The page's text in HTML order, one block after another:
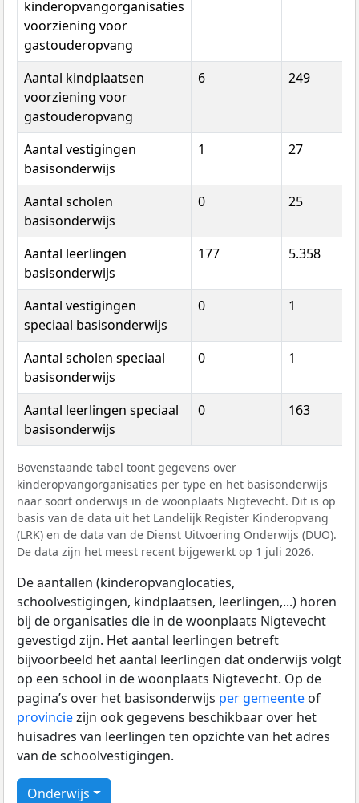
kinderopvangorganisaties
voorziening voor
gastouderopvang
Aantal kindplaatsen
voorziening voor
gastouderopvang
6 249
Aantal vestigingen
basisonderwijs
1 27
Aantal scholen
basisonderwijs
0 25
Aantal leerlingen
basisonderwijs
177 5.358
Aantal vestigingen
speciaal basisonderwijs
0 1
Aantal scholen speciaal
basisonderwijs
0 1
Aantal leerlingen speciaal
basisonderwijs
0 163
Bovenstaande tabel toont gegevens over
kinderopvangorganisaties per type en het basisonderwijs
naar soort onderwijs in de woonplaats Nigtevecht. Dit is op
basis van de data uit het Landelijk Register Kinderopvang
(LRK) en de data van de Dienst Uitvoering Onderwijs (DUO).
De data zijn het meest recent bijgewerkt op 1 juli 2026.
De aantallen (kinderopvanglocaties,
schoolvestigingen, kindplaatsen, leerlingen,...) horen
bij de organisaties die in de woonplaats Nigtevecht
gevestigd zijn. Het aantal leerlingen betreft
bijvoorbeeld het aantal leerlingen dat onderwijs volgt
op een school in de woonplaats Nigtevecht. Op de
pagina’s over het basisonderwijs per gemeente of
provinciezijn ook gegevens beschikbaar over het
huisadres van leerlingen ten opzichte van het adres
van de schoolvestigingen.
Onderwijs